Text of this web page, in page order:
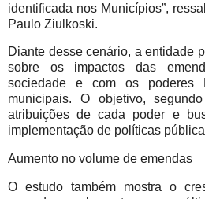
identificada nos Municípios”,
Paulo Ziulkoski.
Diante desse cenário, a entidade
sobre os impactos das
sociedade e com os poderes
municipais. O objetivo,
atribuições de cada poder e
implementação de políticas
Aumento no volume de emendas
O estudo também mostra o